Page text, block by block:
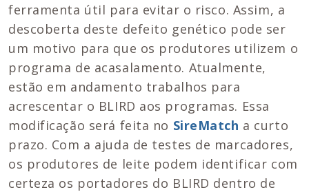
ferramenta útil para evitar o risco. Assim, a
descoberta deste defeito genético pode ser
um motivo para que os produtores utilizem o
programa de acasalamento. Atualmente,
estão em andamento trabalhos para
acrescentar o BLIRD aos programas. Essa
modificação será feita no SireMatch a curto
prazo. Com a ajuda de testes de marcadores,
os produtores de leite podem identificar com
certeza os portadores do BLIRD dentro de